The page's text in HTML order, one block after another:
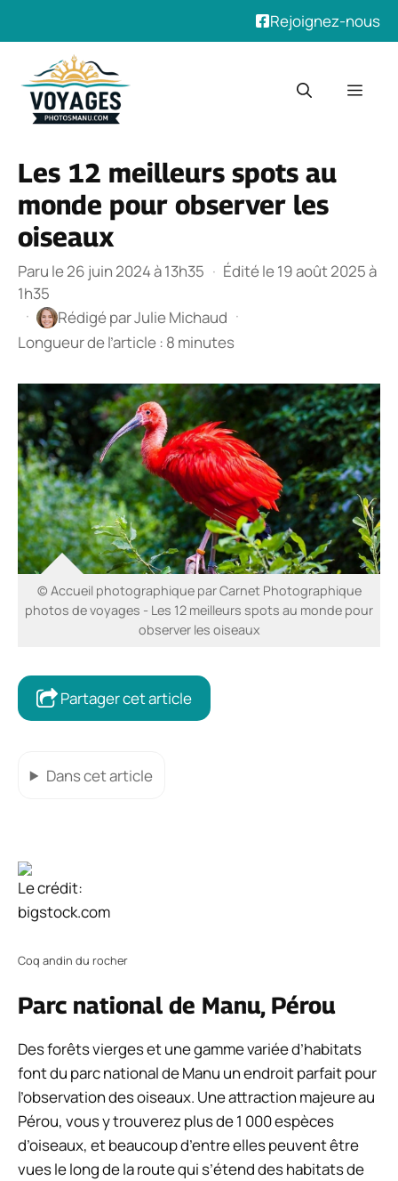
Rejoignez-nous
contenu
Les 12 meilleurs spots au
monde pour observer les
oiseaux
Paru le 26 juin 2024 à 13h35 · Édité le 19 août 2025 à
1h35
·
Rédigé parJulie Michaud ·
Longueur de l’article : 8 minutes
© Accueil photographique par Carnet Photographique
photos de voyages - Les 12 meilleurs spots au monde pour
observer les oiseaux
Partager cet article
Dans cet article
Le crédit:
bigstock.com
Coq andin du rocher
Parc national de Manu, Pérou
Des forêts vierges et une gamme variée d’habitats
font du parc national de Manu un endroit parfait pour
l’observation des oiseaux. Une attraction majeure au
Pérou, vous y trouverez plus de 1 000 espèces
d’oiseaux, et beaucoup d’entre elles peuvent être
vues le long de la route qui s’étend des habitats de